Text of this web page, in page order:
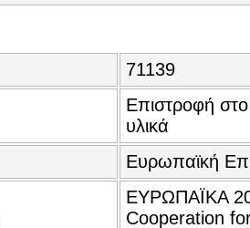
71139
Επιστροφή
υλικά
Ευρωπαϊκή
ΕΥΡΩΠΑΪΚΑ
Cooperation